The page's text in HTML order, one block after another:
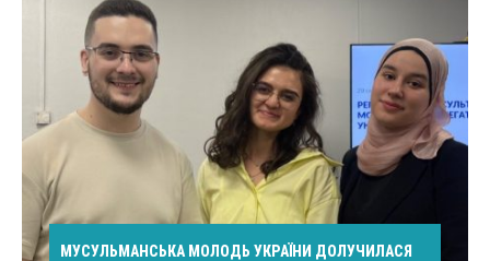
МУСУЛЬМАНСЬКА МОЛОДЬ УКРАЇНИ ДОЛУЧИЛАСЯ